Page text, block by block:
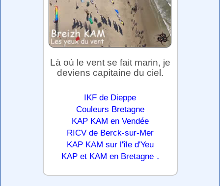
Là où le vent se fait marin, je
deviens capitaine du ciel.
IKF de Dieppe
Couleurs Bretagne
KAP KAM en Vendée
RICV de Berck-sur-Mer
KAP KAM sur l'île d'Yeu
KAP et KAM en Bretagne .